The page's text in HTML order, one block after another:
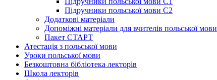
Підручники польської мови C2
Додаткові матеріали
Допоміжні матеріали для вчителів польської мови
Пакет СТАРТ
Атестація з польської мови
Уроки польської мови
Безкоштовна бібліотека лекторів
Школа лекторів